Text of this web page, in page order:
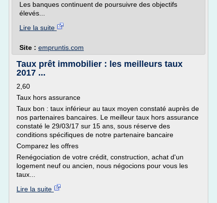
Les banques continuent de poursuivre des objectifs
élevés...
Lire la suite
Site : empruntis.com
Taux prêt immobilier : les meilleurs taux
2017 ...
2,60
Taux hors assurance
Taux bon : taux inférieur au taux moyen constaté auprès de
nos partenaires bancaires. Le meilleur taux hors assurance
constaté le 29/03/17 sur 15 ans, sous réserve des
conditions spécifiques de notre partenaire bancaire
Comparez les offres
Renégociation de votre crédit, construction, achat d'un
logement neuf ou ancien, nous négocions pour vous les
taux...
Lire la suite